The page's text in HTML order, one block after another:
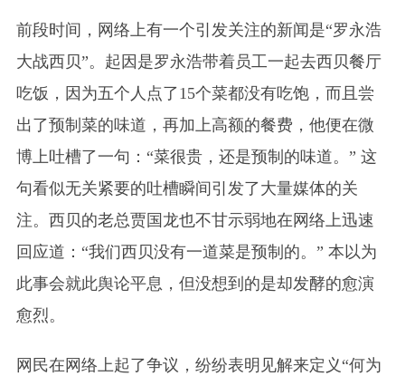
前段时间，网络上有一个引发关注的新闻是“罗永浩
大战西贝”。起因是罗永浩带着员工一起去西贝餐厅
吃饭，因为五个人点了15个菜都没有吃饱，而且尝
出了预制菜的味道，再加上高额的餐费，他便在微
博上吐槽了一句：“菜很贵，还是预制的味道。” 这
句看似无关紧要的吐槽瞬间引发了大量媒体的关
注。西贝的老总贾国龙也不甘示弱地在网络上迅速
回应道：“我们西贝没有一道菜是预制的。” 本以为
此事会就此舆论平息，但没想到的是却发酵的愈演
愈烈。
网民在网络上起了争议，纷纷表明见解来定义“何为